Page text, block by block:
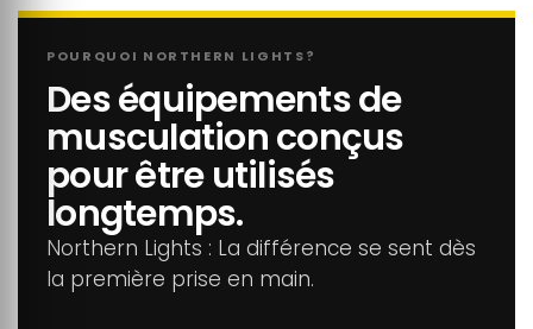
POURQUOI NORTHERN LIGHTS?
Des équipements de
musculation conçus
pour être utilisés
longtemps.
Northern Lights : La différence se sent dès
la première prise en main.